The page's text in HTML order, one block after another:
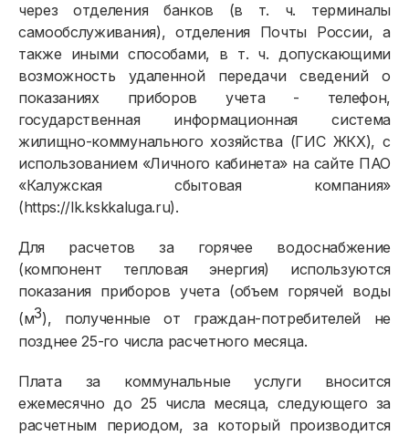
через отделения банков (в т. ч. терминалы
самообслуживания), отделения Почты России, а
также иными способами, в т. ч. допускающими
возможность удаленной передачи сведений о
показаниях приборов учета - телефон,
государственная информационная система
жилищно-коммунального хозяйства (ГИС ЖКХ), с
использованием «Личного кабинета» на сайте ПАО
«Калужская сбытовая компания»
(https://lk.kskkaluga.ru).
Для расчетов за горячее водоснабжение
(компонент тепловая энергия) используются
показания приборов учета (объем горячей воды
(м3), полученные от граждан-потребителей не
позднее 25-го числа расчетного месяца.
Плата за коммунальные услуги вносится
ежемесячно до 25 числа месяца, следующего за
расчетным периодом, за который производится